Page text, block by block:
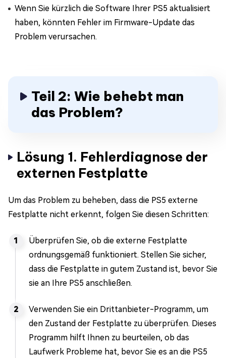
Wenn Sie kürzlich die Software Ihrer PS5 aktualisiert
haben, könnten Fehler im Firmware-Update das
Problem verursachen.
Teil 2: Wie behebt man
das Problem?
Lösung 1. Fehlerdiagnose der
externen Festplatte
Um das Problem zu beheben, dass die PS5 externe
Festplatte nicht erkennt, folgen Sie diesen Schritten:
Überprüfen Sie, ob die externe Festplatte
ordnungsgemäß funktioniert. Stellen Sie sicher,
dass die Festplatte in gutem Zustand ist, bevor Sie
sie an Ihre PS5 anschließen.
Verwenden Sie ein Drittanbieter-Programm, um
den Zustand der Festplatte zu überprüfen. Dieses
Programm hilft Ihnen zu beurteilen, ob das
Laufwerk Probleme hat, bevor Sie es an die PS5